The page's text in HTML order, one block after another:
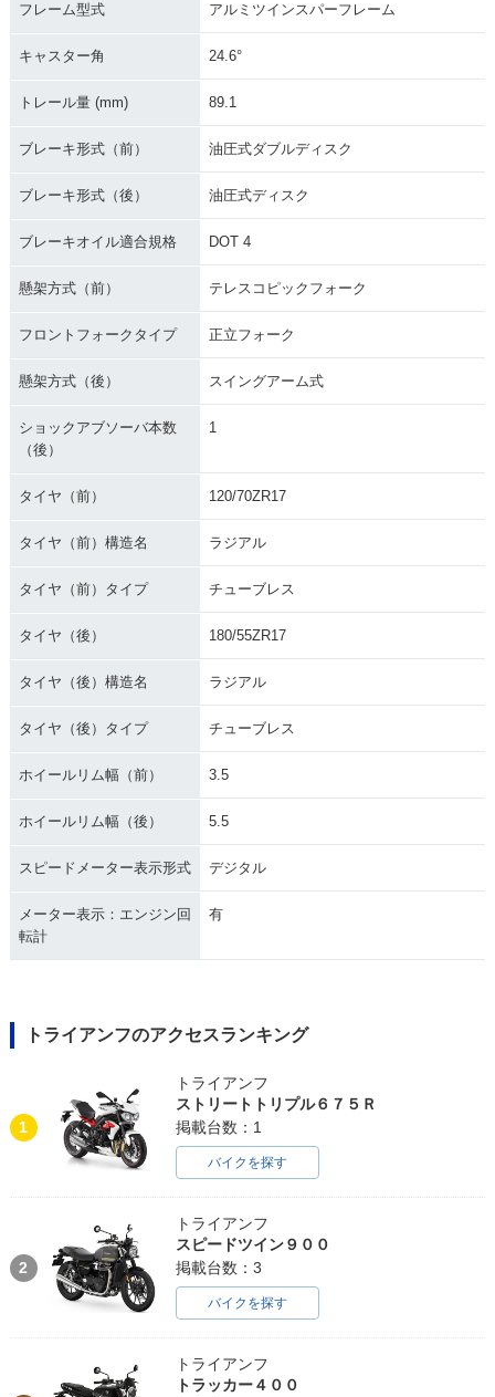
フレーム型式 アルミツインスパーフレーム
キャスター角 24.6°
トレール量 (mm) 89.1
ブレーキ形式（前） 油圧式ダブルディスク
ブレーキ形式（後） 油圧式ディスク
ブレーキオイル適合規格 DOT 4
懸架方式（前） テレスコピックフォーク
フロントフォークタイプ 正立フォーク
懸架方式（後） スイングアーム式
ショックアブソーバ本数
（後）
1
タイヤ（前） 120/70ZR17
タイヤ（前）構造名 ラジアル
タイヤ（前）タイプ チューブレス
タイヤ（後） 180/55ZR17
タイヤ（後）構造名 ラジアル
タイヤ（後）タイプ チューブレス
ホイールリム幅（前） 3.5
ホイールリム幅（後） 5.5
スピードメーター表示形式 デジタル
メーター表示：エンジン回
転計
有
トライアンフのアクセスランキング
1
トライアンフ
ストリートトリプル６７５Ｒ
掲載台数：1
バイクを探す
2
トライアンフ
スピードツイン９００
掲載台数：3
バイクを探す
トライアンフ
トラッカー４００